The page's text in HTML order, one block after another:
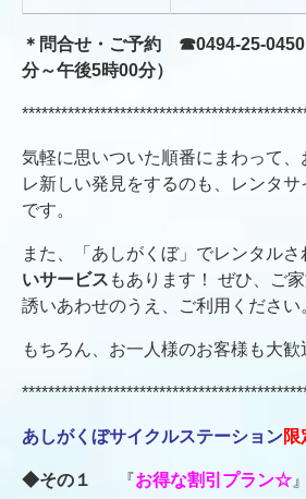
＊問合せ・ご予約
分～午後5時00分）
気軽に思いついた順番にまわって、
レ新しい発見をするのも、レンタ
です。
また、「あしがくぼ」でレンタル
いサービス もあります！ ぜひ、ご
誘いあわせのうえ、ご利用ください
もちろん、お一人様のお客様も大歓
あしがくぼサイクルステーション限
◆その１ 『お得な割引プラン☆ 』